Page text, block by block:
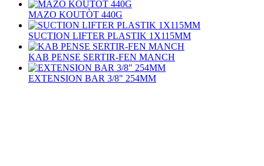
MAZO KOUTÒT 440G
SUCTION LIFTER PLASTIK 1X115MM
KAB PENSE SERTIR-FEN MANCH
EXTENSION BAR 3/8" 254MM